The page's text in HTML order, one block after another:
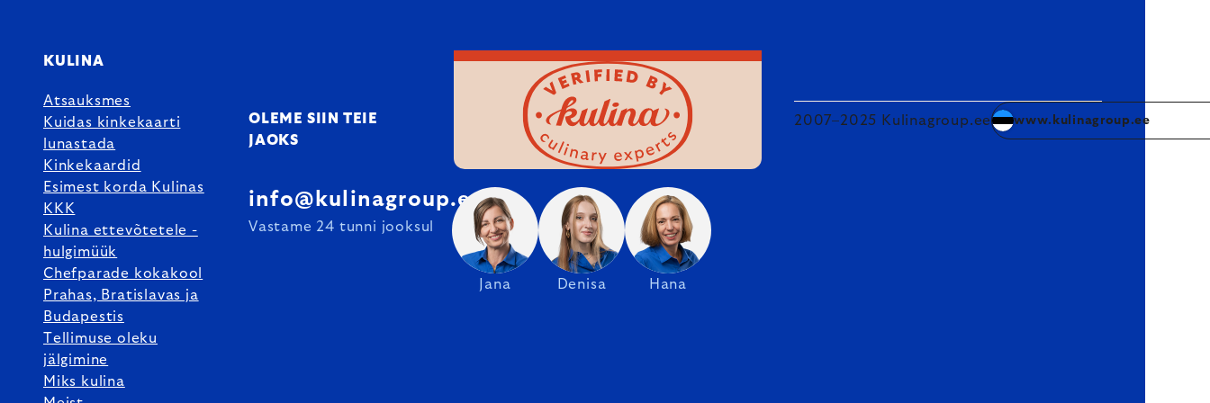
KULINA
Atsauksmes
Kuidas kinkekaarti
lunastada
Kinkekaardid
Esimest korda Kulinas
KKK
Kulina ettevõtetele -
hulgimüük
Chefparade kokakool
Prahas, Bratislavas ja
Budapestis
Tellimuse oleku
jälgimine
Miks kulina
OLEME SIIN TEIE
JAOKS
Jana Denisa Hana
info@kulinagroup.ee
Vastame 24 tunni jooksul
2007–2025 Kulinagroup.ee www.kulinagroup.ee